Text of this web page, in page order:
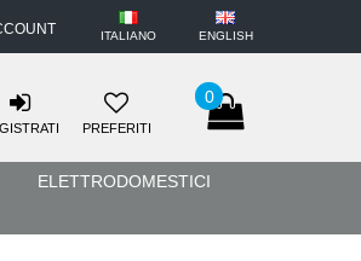
ITALIANO ENGLISH
0
PREFERITI
ELETTRODOMESTICI